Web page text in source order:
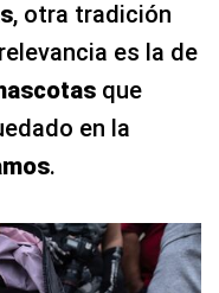
, otra tradición
es la de
que
en la
.